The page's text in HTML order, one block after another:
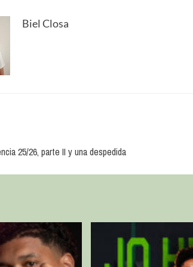
Biel Closa
25/26, parte II y una despedida